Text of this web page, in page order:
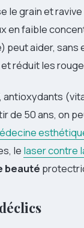
le grain et ravive
en faible
peut aider, sans
réduit les
antioxydants
de 50 ans, on
le laser contre
beauté